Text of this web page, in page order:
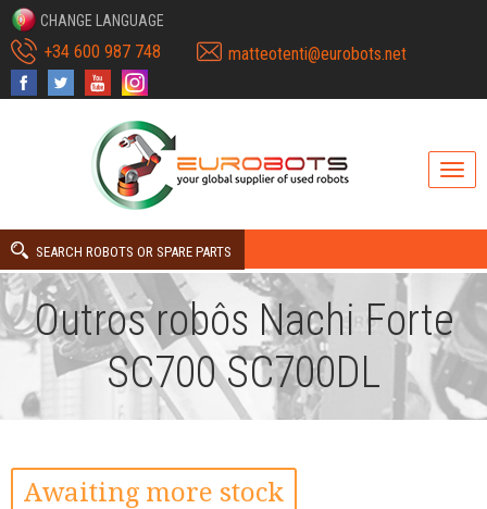
CHANGE LANGUAGE
+34 600 987 748 matteotenti@eurobots.net
SEARCH ROBOTS OR SPARE PARTS
Outros robôs Nachi Forte
SC700 SC700DL
Awaiting more stock